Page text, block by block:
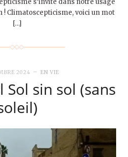
s’invite dans notre usage
! Climatoscepticisme, voici un mot
[…]
2024 EN VIE
Sol sin sol (sans